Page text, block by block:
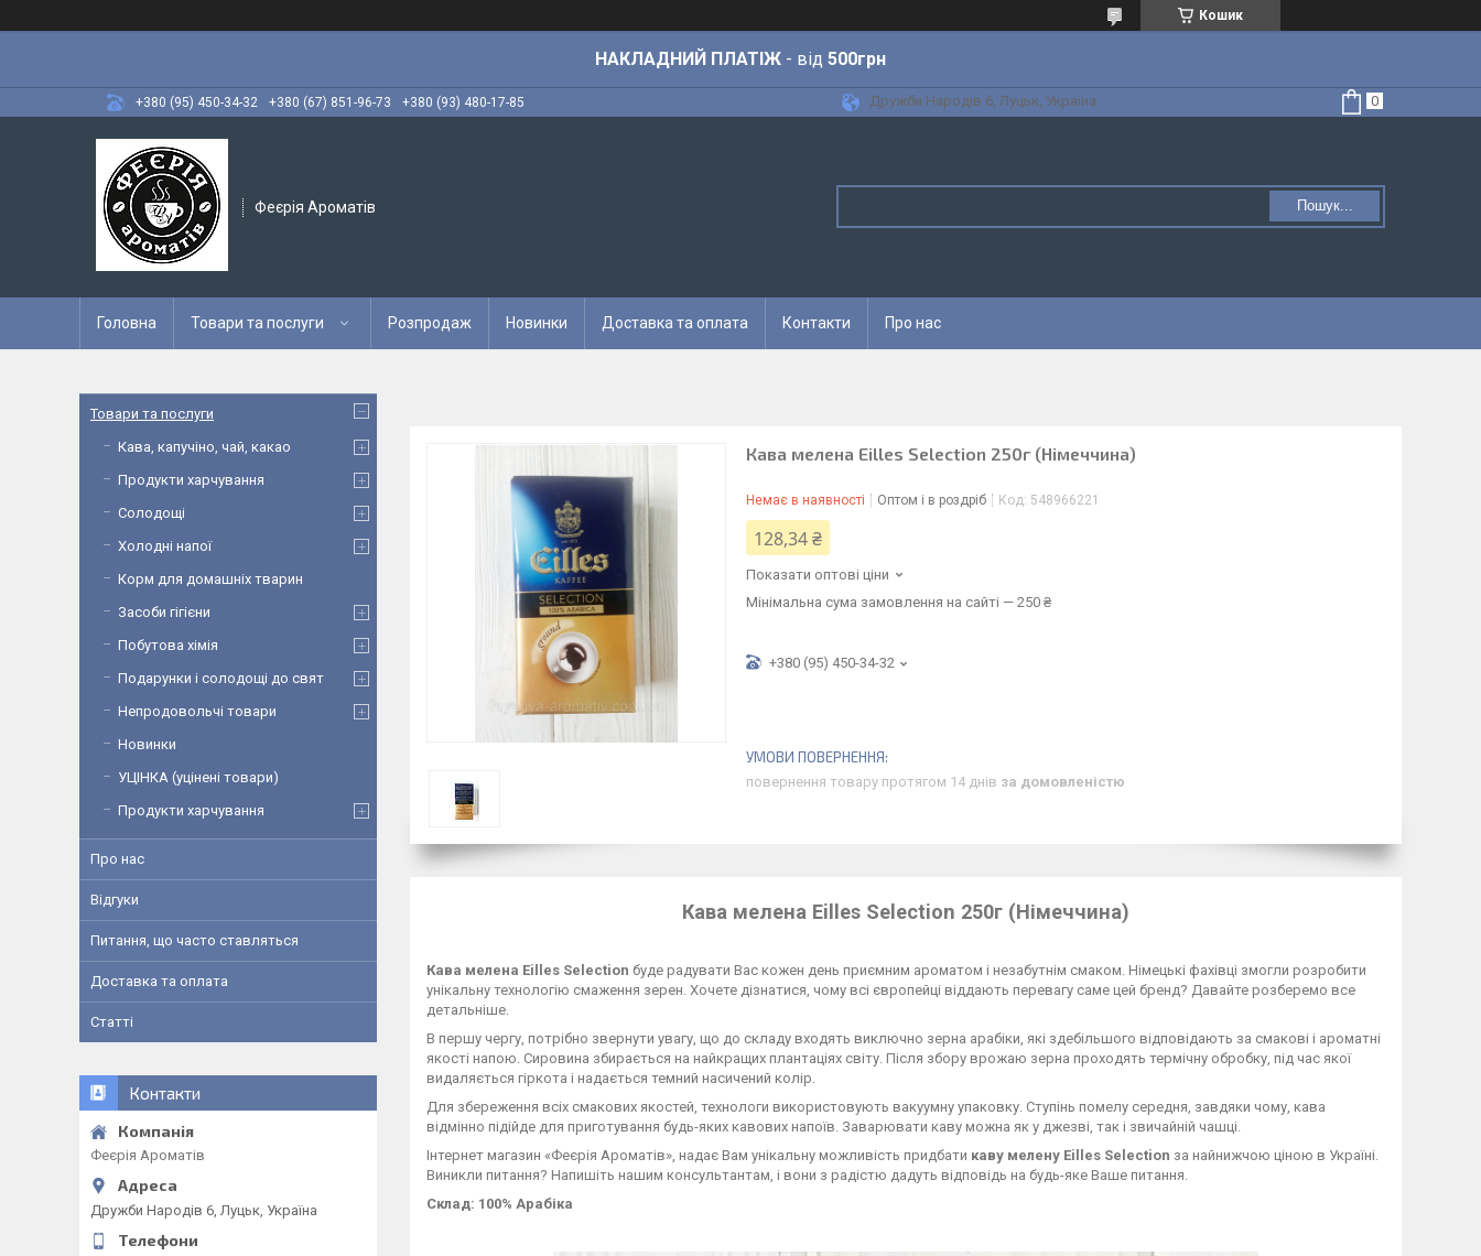
Кошик
НАКЛАДНИЙ ПЛАТІЖ - від 500грн
+380 (95) 450-34-32 +380 (67) 851-96-73 +380 (93) 480-17-85 Дружби Народів 6, Луцьк, Україна
Феєрія Ароматів Пошук...
Головна Товари та послуги Розпродаж Новинки Доставка та оплата Контакти Про нас
Кава мелена Eilles Selection 250г (Німеччина)
Немає в наявності Оптом і в роздріб Код: 548966221
128,34 ₴
Показати оптові ціни
Мінімальна сума замовлення на сайті — 250 ₴
+380 (95) 450-34-32
повернення товару протягом 14 днів за домовленістю
Кава мелена Eilles Selection 250г (Німеччина)
Кава мелена Eilles Selection буде радувати Вас кожен день приємним ароматом і незабутнім смаком. Німецькі фахівці змогли розробити
унікальну технологію смаження зерен. Хочете дізнатися, чому всі європейці віддають перевагу саме цей бренд? Давайте розберемо все
детальніше.
В першу чергу, потрібно звернути увагу, що до складу входять виключно зерна арабіки, які здебільшого відповідають за смакові і ароматні
якості напою. Сировина збирається на найкращих плантаціях світу. Після збору врожаю зерна проходять термічну обробку, під час якої
видаляється гіркота і надається темний насичений колір.
Для збереження всіх смакових якостей, технологи використовують вакуумну упаковку. Ступінь помелу середня, завдяки чому, кава
відмінно підійде для приготування будь-яких кавових напоїв. Заварювати каву можна як у джезві, так і звичайній чашці.
Інтернет магазин «Феєрія Ароматів», надає Вам унікальну можливість придбати каву мелену Eilles Selection за найнижчою ціною в Україні.
Виникли питання? Напишіть нашим консультантам, і вони з радістю дадуть відповідь на будь-яке Ваше питання.
Склад: 100% Арабіка
Товари та послуги
Кава, капучіно, чай, какао
Продукти харчування
Солодощі
Холодні напої
Корм для домашніх тварин
Засоби гігієни
Побутова хімія
Подарунки і солодощі до свят
Непродовольчі товари
Новинки
УЦІНКА (уцінені товари)
Продукти харчування
Про нас
Відгуки
Питання, що часто ставляться
Доставка та оплата
Статті
Контакти
Феєрія Ароматів
Дружби Народів 6, Луцьк, Україна